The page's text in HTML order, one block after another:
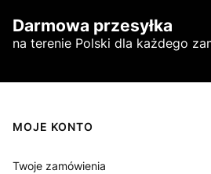
Darmowa przesyłka
na terenie Polski dla każdego
Linki w stopce
MOJE KONTO
Twoje zamówienia